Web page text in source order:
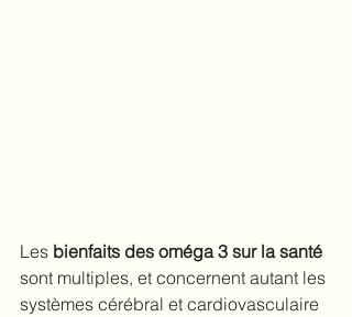
Les bienfaits des oméga 3 sur la santé
sont multiples, et concernent autant les
systèmes cérébral et cardiovasculaire